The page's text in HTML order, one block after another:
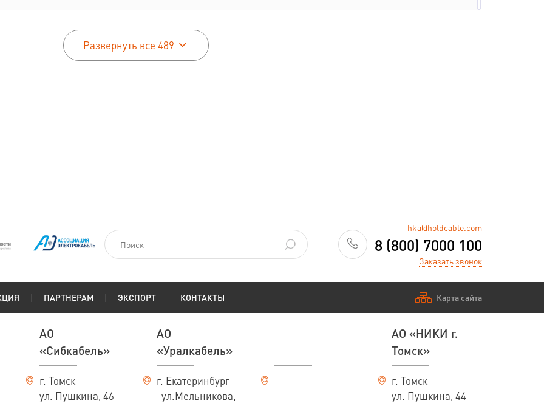
По запросу
Развернуть все 489
hka@holdcable.com
8 (800) 7000 100
Заказать звонок
ПАРТНЕРАМ ЭКСПОРТ КОНТАКТЫ Карта сайта
АО
«Сибкабель»
г. Томск
ул. Пушкина, 46
АО
«Уралкабель»
г. Екатеринбург
ул.Мельникова,
АО «НИКИ г.
Томск»
г. Томск
ул. Пушкина, 44